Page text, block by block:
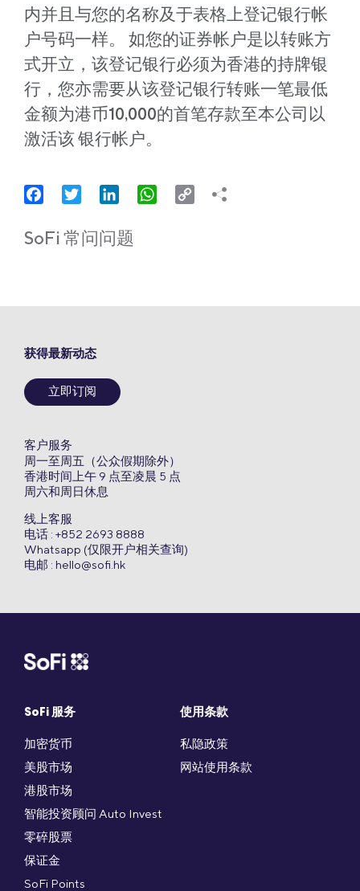
内并且与您的名称及于表格上登记银行帐
户号码一样。 如您的证券帐户是以转账方
式开立，该登记银行必须为香港的持牌银
行，您亦需要从该登记银行转账一笔最低
金额为港币10,000的首笔存款至本公司以
激活该 银行帐户。
FacebookTwitter LinkedInWhatsApp
Copy
SoFi 常问问题
SoFi 服务
加密货币
美股市场
港股市场
智能投资顾问 Auto Invest
零碎股票
保证金
SoFi Points
使用条款
私隐政策
网站使用条款
获得最新动态
立即订阅
客户服务
周一至周五（公众假期除外）
香港时间上午 9 点至凌晨 5 点
周六和周日休息
线上客服
电话 : +852 2693 8888
Whatsapp (仅限开户相关查询)
电邮 : hello@sofi.hk